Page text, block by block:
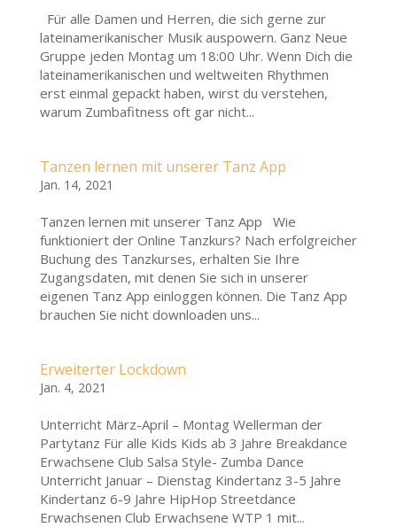
Für alle Damen und Herren, die sich gerne zur
lateinamerikanischer Musik auspowern. Ganz Neue
Gruppe jeden Montag um 18:00 Uhr. Wenn Dich die
lateinamerikanischen und weltweiten Rhythmen
erst einmal gepackt haben, wirst du verstehen,
warum Zumbafitness oft gar nicht...
Tanzen lernen mit unserer Tanz App
Jan. 14, 2021
Tanzen lernen mit unserer Tanz App Wie
funktioniert der Online Tanzkurs? Nach erfolgreicher
Buchung des Tanzkurses, erhalten Sie Ihre
Zugangsdaten, mit denen Sie sich in unserer
eigenen Tanz App einloggen können. Die Tanz App
brauchen Sie nicht downloaden uns...
Erweiterter Lockdown
Jan. 4, 2021
Unterricht März-April – Montag Wellerman der
Partytanz Für alle Kids Kids ab 3 Jahre Breakdance
Erwachsene Club Salsa Style- Zumba Dance
Unterricht Januar – Dienstag Kindertanz 3-5 Jahre
Kindertanz 6-9 Jahre HipHop Streetdance
Erwachsenen Club Erwachsene WTP 1 mit...